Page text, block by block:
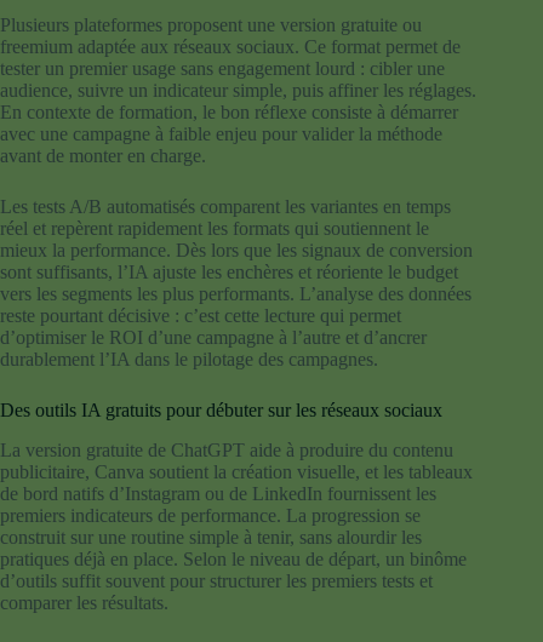
Plusieurs plateformes proposent une version gratuite ou
freemium adaptée aux réseaux sociaux. Ce format permet de
tester un premier usage sans engagement lourd : cibler une
audience, suivre un indicateur simple, puis affiner les réglages.
En contexte de formation, le bon réflexe consiste à démarrer
avec une campagne à faible enjeu pour valider la méthode
avant de monter en charge.
Les tests A/B automatisés comparent les variantes en temps
réel et repèrent rapidement les formats qui soutiennent le
mieux la performance. Dès lors que les signaux de conversion
sont suffisants, l’IA ajuste les enchères et réoriente le budget
vers les segments les plus performants. L’analyse des données
reste pourtant décisive : c’est cette lecture qui permet
d’optimiser le ROI d’une campagne à l’autre et d’ancrer
durablement l’IA dans le pilotage des campagnes.
Des outils IA gratuits pour débuter sur les réseaux sociaux
La version gratuite de ChatGPT aide à produire du contenu
publicitaire, Canva soutient la création visuelle, et les tableaux
de bord natifs d’Instagram ou de LinkedIn fournissent les
premiers indicateurs de performance. La progression se
construit sur une routine simple à tenir, sans alourdir les
pratiques déjà en place. Selon le niveau de départ, un binôme
d’outils suffit souvent pour structurer les premiers tests et
comparer les résultats.